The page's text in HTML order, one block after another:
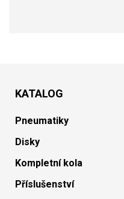
KATALOG
Pneumatiky
Disky
Kompletní kola
Příslušenství